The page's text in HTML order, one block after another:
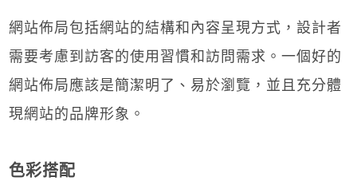
網站佈局包括網站的結構和內容呈現方式，設計者
需要考慮到訪客的使用習慣和訪問需求。一個好的
網站佈局應該是簡潔明了、易於瀏覽，並且充分體
現網站的品牌形象。
色彩搭配